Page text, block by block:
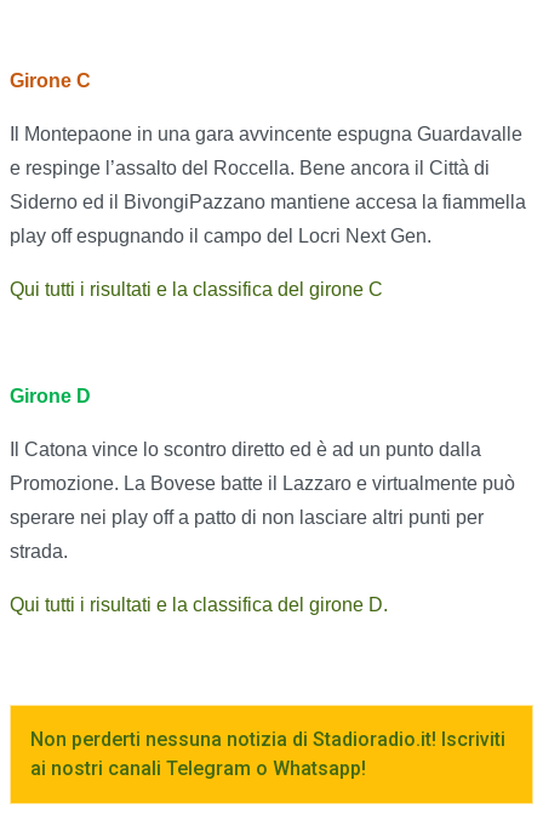
Girone C
Il Montepaone in una gara avvincente espugna Guardavalle
e respinge l’assalto del Roccella. Bene ancora il Città di
Siderno ed il BivongiPazzano mantiene accesa la fiammella
play off espugnando il campo del Locri Next Gen.
Qui tutti i risultati e la classifica del girone C
Girone D
Il Catona vince lo scontro diretto ed è ad un punto dalla
Promozione. La Bovese batte il Lazzaro e virtualmente può
sperare nei play off a patto di non lasciare altri punti per
strada.
Qui tutti i risultati e la classifica del girone D.
Non perderti nessuna notizia di Stadioradio.it! Iscriviti
ai nostri canali Telegram o Whatsapp!